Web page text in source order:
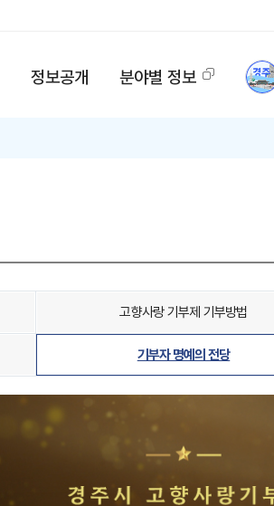
정보공개 분야별 정보
고향사랑 기부제 기부방법
기부자 명예의 전당